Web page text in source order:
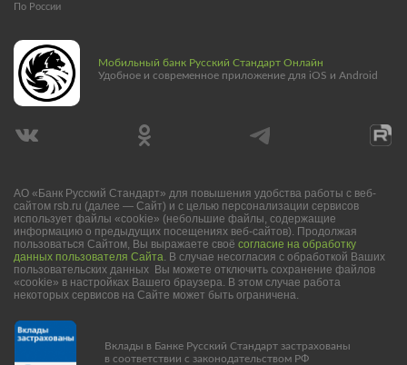
По России
Мобильный банк Русский Стандарт Онлайн
Удобное и современное приложение для iOS и Android
АО «Банк Русский Стандарт» для повышения удобства работы с веб-
сайтом rsb.ru (далее — Сайт) и с целью персонализации сервисов
использует файлы «cookie» (небольшие файлы, содержащие
информацию о предыдущих посещениях веб-сайтов). Продолжая
пользоваться Сайтом, Вы выражаете своё согласие на обработку
данных пользователя Сайта. В случае несогласия с обработкой Ваших
пользовательских данных Вы можете отключить сохранение файлов
«cookie» в настройках Вашего браузера. В этом случае работа
некоторых сервисов на Сайте может быть ограничена.
Вклады в Банке Русский Стандарт застрахованы
в соответствии с законодательством РФ